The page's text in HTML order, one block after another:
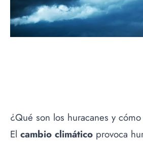
¿Qué son los huracanes y
El cambio climático provoca